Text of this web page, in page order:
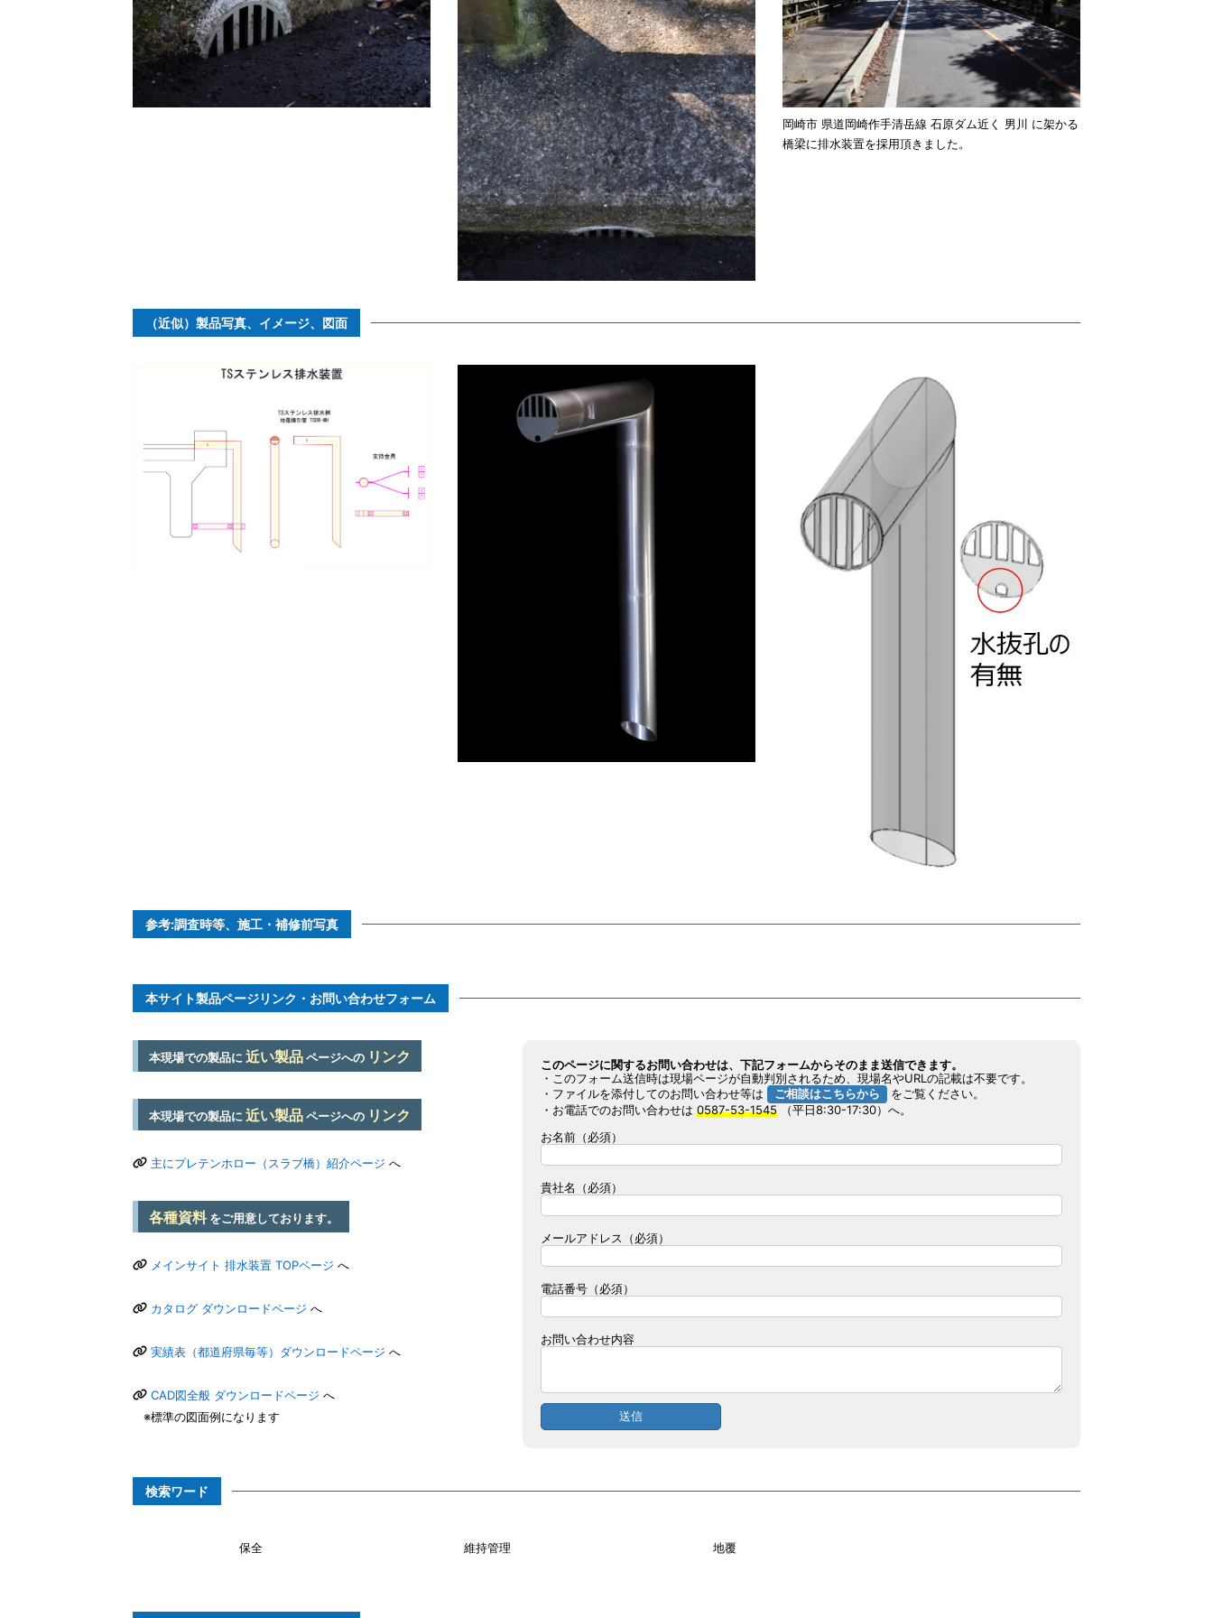
岡崎市 県道岡崎作手清岳線 石原ダム近く 男川 に架かる
橋梁に排水装置を採用頂きました。
（近似）製品写真、イメージ、図面
参考:調査時等、施工・補修前写真
本サイト製品ページリンク・お問い合わせフォーム
本現場での製品に 近い製品ページへの リンク
本現場での製品に 近い製品ページへの リンク
主にプレテンホロー（スラブ橋）紹介ページ へ
各種資料 をご用意しております。
メインサイト 排水装置 TOPページ へ
カタログ ダウンロードページ へ
実績表（都道府県毎等）ダウンロードページ へ
CAD図全般 ダウンロードページ へ
※標準の図面例になります
このページに関するお問い合わせは、下記フォームからそのまま送信できます。
・このフォーム送信時は現場ページが自動判別されるため、現場名やURLの記載は不要です。
・ファイルを添付してのお問い合わせ等は
ご相談はこちらから
をご覧ください。
・お電話でのお問い合わせは 0587-53-1545 （平日8:30-17:30）へ。
お名前（必須）
貴社名（必須）
メールアドレス（必須）
電話番号（必須）
お問い合わせ内容
検索ワード
保全 維持管理 地覆